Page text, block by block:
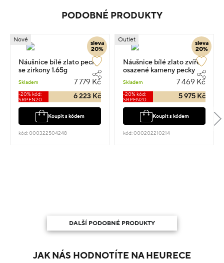
PODOBNÉ PRODUKTY
sleva
20%
Nové
Náušnice bílé zlato pecky
se zirkony 1.65g
Skladem 7 779 Kč
-20% kód:
SRPEN20
6 223 Kč
Koupit s kódem
kód: 000322504248
sleva
20%
Outlet
Náušnice bílé zlato zvíře
osazené kameny pecky
Skladem 7 469 Kč
-20% kód:
SRPEN20
5 975 Kč
Koupit s kódem
kód: 000202210214
DALŠÍ PODOBNÉ PRODUKTY
JAK NÁS HODNOTÍTE NA HEURECE